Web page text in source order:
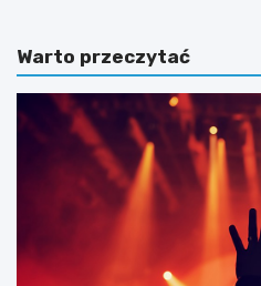
Warto przeczytać